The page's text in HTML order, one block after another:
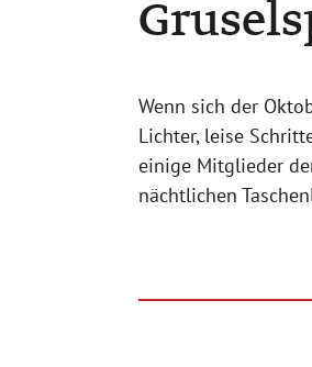
Wenn sich der
Lichter, leise
einige Mitglieder
nächtlichen